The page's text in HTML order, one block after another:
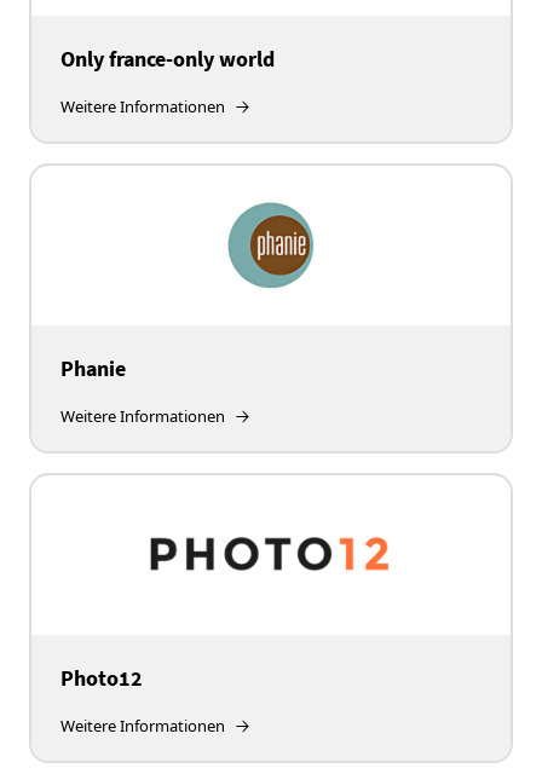
Only france-only world
Weitere Informationen
Phanie
Weitere Informationen
Photo12
Weitere Informationen